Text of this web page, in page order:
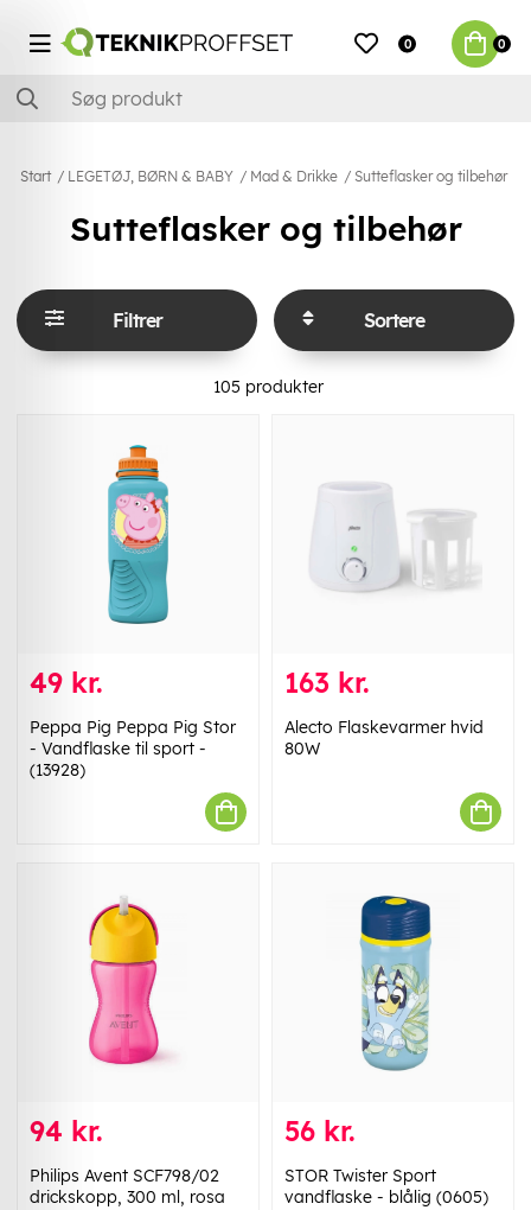
0 0
Start LEGETØJ, BØRN & BABY Mad & Drikke Sutteflasker og tilbehør
Sutteflasker og tilbehør
Filtrer Sortere
105 produkter
49 kr.
Peppa Pig Peppa Pig Stor
- Vandflaske til sport -
(13928)
163 kr.
Alecto Flaskevarmer hvid
80W
94 kr.
Philips Avent SCF798/02
drickskopp, 300 ml, rosa
56 kr.
STOR Twister Sport
vandflaske - blålig (0605)